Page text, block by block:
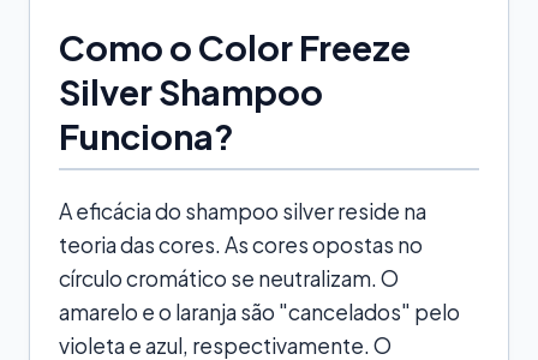
Como o Color Freeze
Silver Shampoo
Funciona?
A eficácia do shampoo silver reside na
teoria das cores. As cores opostas no
círculo cromático se neutralizam. O
amarelo e o laranja são "cancelados" pelo
violeta e azul, respectivamente. O